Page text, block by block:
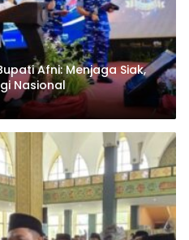
Afni: Menjaga Siak,
Nasional